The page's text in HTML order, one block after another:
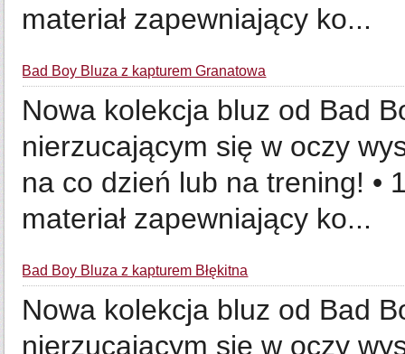
materiał zapewniający ko...
Bad Boy Bluza z kapturem Granatowa
Nowa kolekcja bluz od Bad
nierzucającym się w oczy
na co dzień lub na trening! •
materiał zapewniający ko...
Bad Boy Bluza z kapturem Błękitna
Nowa kolekcja bluz od Bad
nierzucającym się w oczy